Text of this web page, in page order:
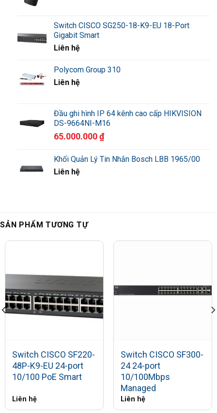
Switch CISCO SG250-18-K9-EU 18-Port
Gigabit Smart
Liên hệ
Polycom Group 310
Liên hệ
Đầu ghi hình IP 64 kênh cao cấp HIKVISION
DS-9664NI-M16
65.000.000₫
Khối Quản Lý Tin Nhắn Bosch LBB 1965/00
Liên hệ
SẢN PHẨM TƯƠNG TỰ
Switch CISCO SF220-
48P-K9-EU 24-port
10/100 PoE Smart
Liên hệ
Switch CISCO SF300-
24 24-port
10/100Mbps
Managed
Liên hệ